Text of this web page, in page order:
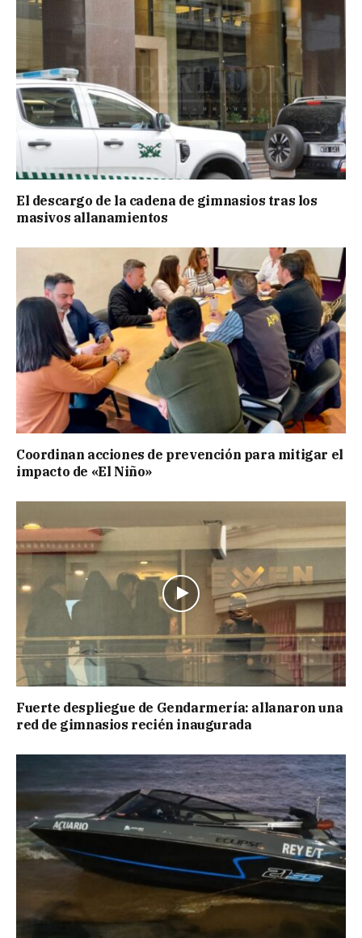
El descargo de la cadena de gimnasios tras los
masivos allanamientos
Coordinan acciones de prevención para mitigar el
impacto de «El Niño»
Fuerte despliegue de Gendarmería: allanaron una
red de gimnasios recién inaugurada